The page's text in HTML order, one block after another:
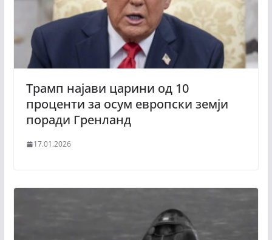
Трамп најави царини од 10
проценти за осум европски земји
поради Гренланд
17.01.2026